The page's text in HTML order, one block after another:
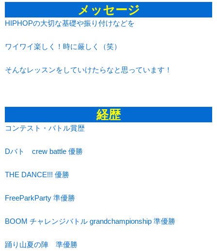
メッセージ
HIPHOPの大切な基礎や振り付けなどを
ワイワイ楽しく！時に厳しく（笑）
そんなレッスンをしていけたらなと思っています！
経歴
コンテスト・バトル賞歴
Dバト crew battle 優勝
THE DANCE!!! 優勝
FreeParkParty 準優勝
BOOM チャレンジバトル grandchampionship 準優勝
踊り山夏の陣 準優勝